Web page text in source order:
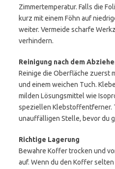
Zimmertemperatur. Falls die
kurz mit einem Föhn auf
weiter. Vermeide scharfe
verhindern.
Reinigung nach dem
Reinige die Oberfläche zuerst
und einem weichen Tuch.
milden Lösungsmittel wie
speziellen Klebstoffentferner.
unauffälligen Stelle, bevor du
Richtige Lagerung
Bewahre Koffer trocken und
auf. Wenn du den Koffer